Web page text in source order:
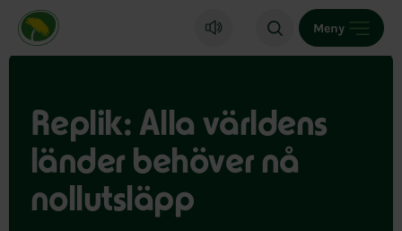
Miljöpartiet de gröna, startsida
Meny
Replik: Alla världens
länder behöver nå
nollutsläpp